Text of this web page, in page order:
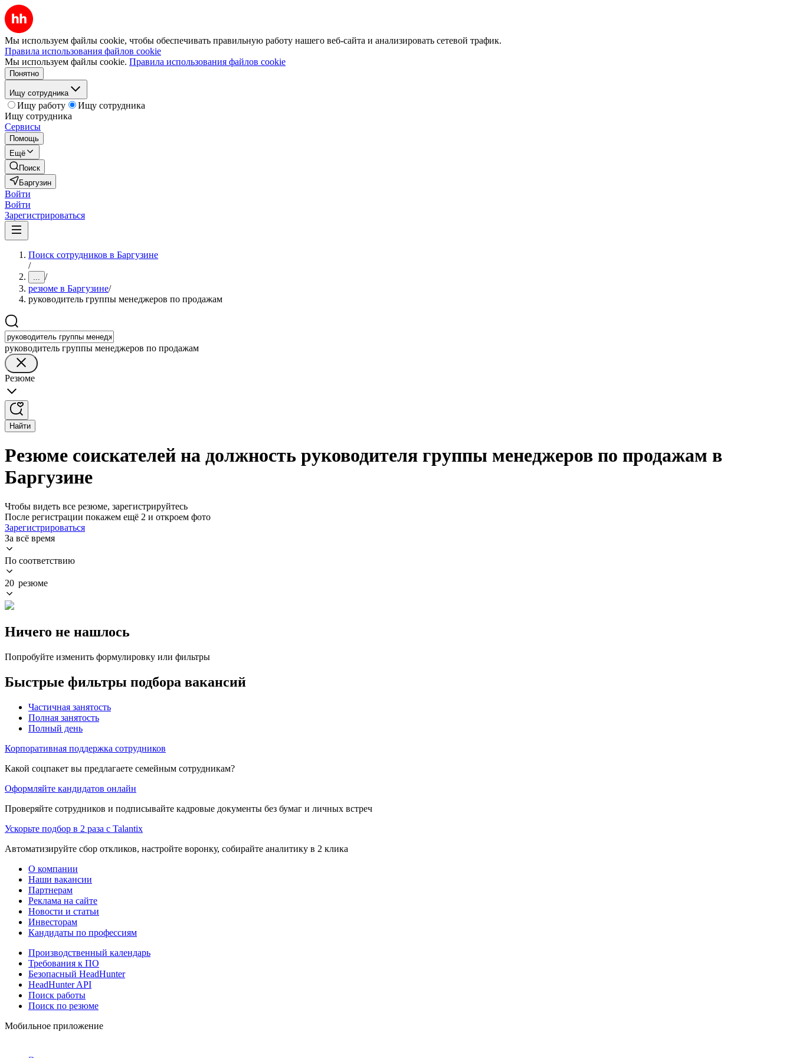
Мы используем файлы cookie, чтобы обеспечивать правильную работу нашего веб-сайта и анализировать сетевой трафик.
Правила использования файлов cookie
Мы используем файлы cookie. Правила использования файлов cookie
Понятно
Ищу сотрудника
Ищу работу
Ищу сотрудника
Ищу сотрудника
Сервисы
Помощь
Ещё
Поиск
Баргузин
Войти
Войти
Зарегистрироваться
Поиск сотрудников в Баргузине
/
... /
резюме в Баргузине/
руководитель группы менеджеров по продажам
руководитель группы менеджеров по продажам
Резюме
Найти
Резюме соискателей на должность руководителя группы менеджеров по продажам в
Баргузине
Чтобы видеть все резюме, зарегистрируйтесь
После регистрации покажем ещё 2 и откроем фото
Зарегистрироваться
За всё время
По соответствию
20 резюме
Ничего не нашлось
Попробуйте изменить формулировку или фильтры
Быстрые фильтры подбора вакансий
Частичная занятость
Полная занятость
Полный день
Корпоративная поддержка сотрудников
Какой соцпакет вы предлагаете семейным сотрудникам?
Оформляйте кандидатов онлайн
Проверяйте сотрудников и подписывайте кадровые документы без бумаг и личных встреч
Ускорьте подбор в 2 раза с Talantix
Автоматизируйте сбор откликов, настройте воронку, собирайте аналитику в 2 клика
О компании
Наши вакансии
Партнерам
Реклама на сайте
Новости и статьи
Инвесторам
Кандидаты по профессиям
Производственный календарь
Требования к ПО
Безопасный HeadHunter
HeadHunter API
Поиск работы
Поиск по резюме
Мобильное приложение